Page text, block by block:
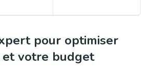
pour optimiser
votre budget